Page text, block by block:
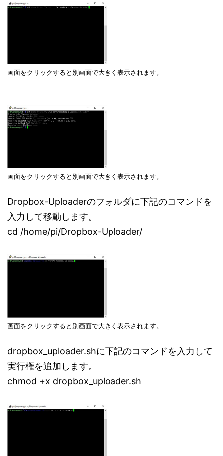
画面をクリックすると別画面で大きく表示されます。
画面をクリックすると別画面で大きく表示されます。
Dropbox-Uploaderのフォルダに下記のコマンドを
入力して移動します。
cd /home/pi/Dropbox-Uploader/
画面をクリックすると別画面で大きく表示されます。
dropbox_uploader.shに下記のコマンドを入力して
実行権を追加します。
chmod +x dropbox_uploader.sh